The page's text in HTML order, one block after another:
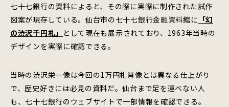
七十七銀行の資料によると、その際に実際に制作された試作
図案が現存している。仙台市の七十七銀行金融資料館に 「幻
の渋沢千円札」 として現在も展示されており、1963年当時の
デザインを実際に確認できる。
当時の渋沢栄一像は今回の1万円札肖像とは異なる仕上がり
で、歴史好きには必見の資料だ。仙台まで足を運べない人
も、七十七銀行のウェブサイトで一部情報を確認できる。